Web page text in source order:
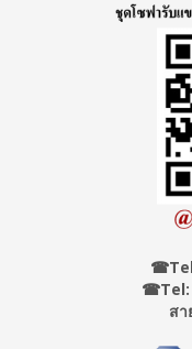
☎
☎Tel:
สา